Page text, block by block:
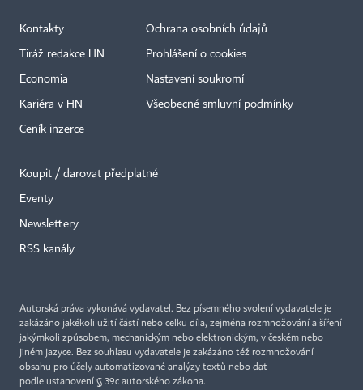
Kontakty
Tiráž redakce HN
Economia
Kariéra v HN
Ceník inzerce
Ochrana osobních údajů
Prohlášení o cookies
Nastavení soukromí
Všeobecné smluvní podmínky
Koupit / darovat předplatné
Eventy
Newslettery
RSS kanály
Autorská práva vykonává vydavatel. Bez písemného svolení vydavatele je
zakázáno jakékoli užití částí nebo celku díla, zejména rozmnožování a šíření
jakýmkoli způsobem, mechanickým nebo elektronickým, v českém nebo
jiném jazyce. Bez souhlasu vydavatele je zakázáno též rozmnožování
obsahu pro účely automatizované analýzy textů nebo dat
podle ustanovení § 39c autorského zákona.